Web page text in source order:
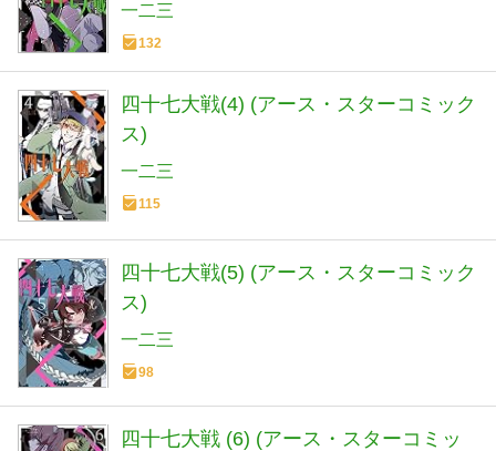
一二三
132
四十七大戦(4) (アース・スターコミック
ス)
一二三
115
四十七大戦(5) (アース・スターコミック
ス)
一二三
98
四十七大戦 (6) (アース・スターコミッ